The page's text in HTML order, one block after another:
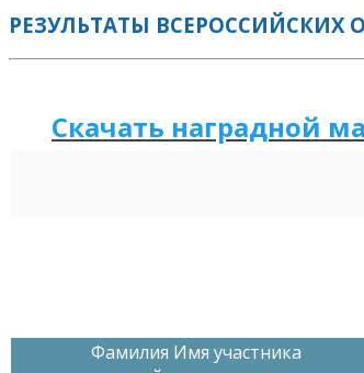
РЕЗУЛЬТАТЫ ВСЕРОССИЙСКИХ
Скачать наградной ма
Фамилия Имя участника